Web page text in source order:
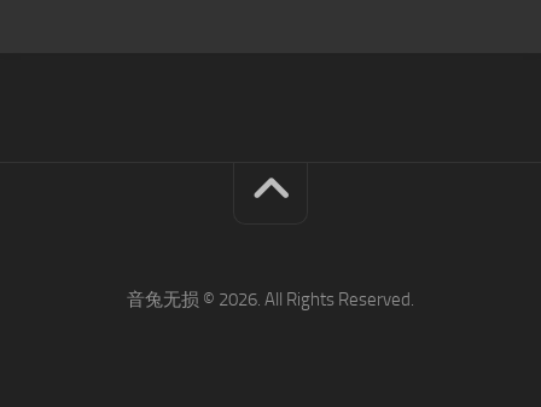
音兔无损 © 2026. All Rights Reserved.